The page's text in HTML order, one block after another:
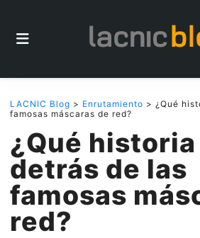
LACNIC Blog > Enrutamiento > ¿Qué
famosas máscaras de red?
¿Qué
detrás de las
famosas
red?